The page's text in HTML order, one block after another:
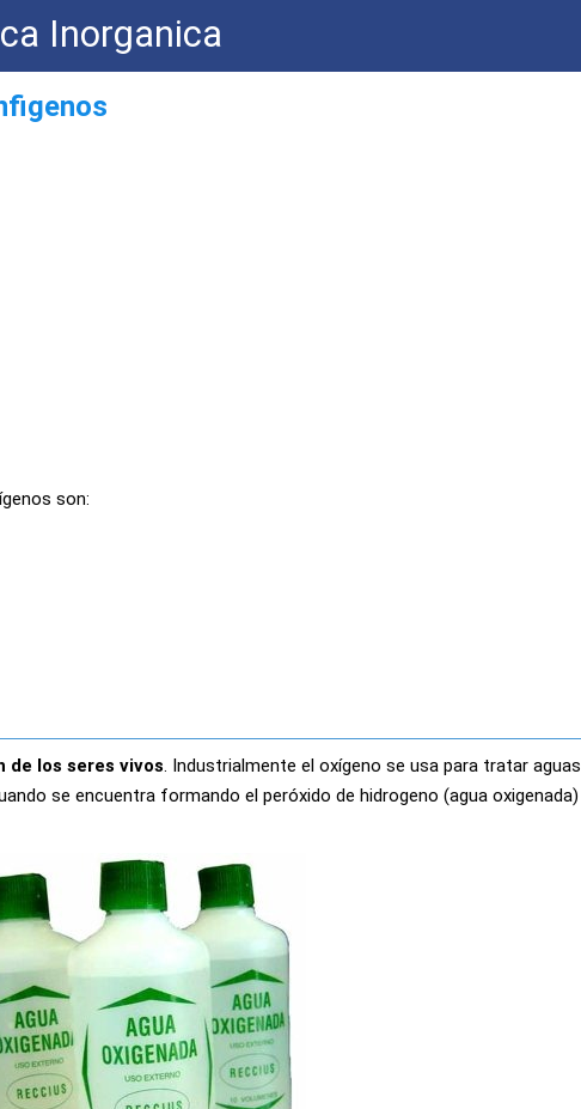
Inorganica
son:
de los seres vivos. Industrialmente el oxígeno se usa para tratar aguas
se encuentra formando el peróxido de hidrogeno (agua oxigenada)